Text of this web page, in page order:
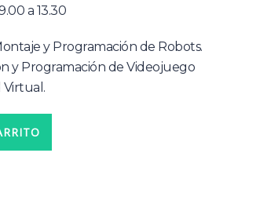
€140.00.
a 13.30
y Programación de Robots.
y Programación de Videojuego
Virtual.